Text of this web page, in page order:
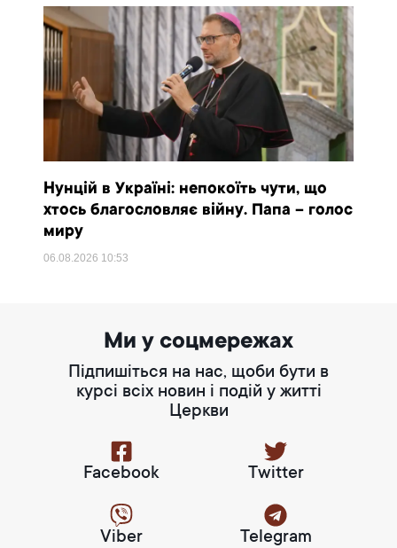
Нунцій в Україні: непокоїть чути, що
хтось благословляє війну. Папа – голос
миру
06.08.2026 10:53
Ми у соцмережах
Підпишіться на нас, щоби бути в
курсі всіх новин і подій у житті
Церкви
Facebook Twitter
Viber Telegram